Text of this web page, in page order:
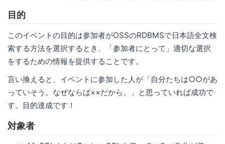
目的
このイベントの目的は参加者がOSSのRDBMSで日本語全文検
索する方法を選択するとき、「参加者にとって」適切な選択
をするための情報を提供することです。
言い換えると、イベントに参加した人が「自分たちは○○があ
っていそう。なぜならば××だから。」と思っていれば成功で
す。目的達成です！
対象者